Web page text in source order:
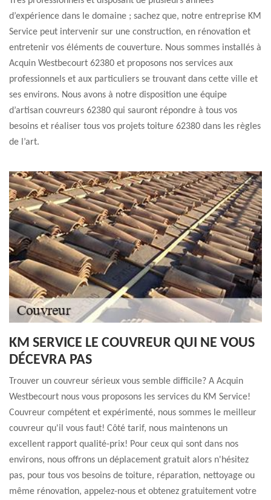
d’expérience dans le domaine ; sachez que, notre entreprise KM
Service peut intervenir sur une construction, en rénovation et
entretenir vos éléments de couverture. Nous sommes installés à
Acquin Westbecourt 62380 et proposons nos services aux
professionnels et aux particuliers se trouvant dans cette ville et
ses environs. Nous avons à notre disposition une équipe
d’artisan couvreurs 62380 qui sauront répondre à tous vos
besoins et réaliser tous vos projets toiture 62380 dans les règles
de l’art.
KM SERVICE LE COUVREUR QUI NE VOUS
DÉCEVRA PAS
Trouver un couvreur sérieux vous semble difficile? A Acquin
Westbecourt nous vous proposons les services du KM Service!
Couvreur compétent et expérimenté, nous sommes le meilleur
couvreur qu'il vous faut! Côté tarif, nous maintenons un
excellent rapport qualité-prix! Pour ceux qui sont dans nos
environs, nous offrons un déplacement gratuit alors n'hésitez
pas, pour tous vos besoins de toiture, réparation, nettoyage ou
même rénovation, appelez-nous et obtenez gratuitement votre